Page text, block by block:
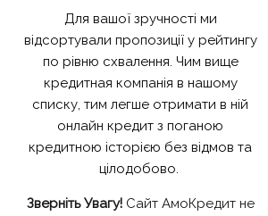
Для вашої зручності ми
відсортували пропозиції у рейтингу
по рівню схвалення. Чим вище
кредитная компанія в нашому
списку, тим легше отримати в ній
онлайн кредит з поганою
кредитною історією без відмов та
цілодобово.
Зверніть Увагу! Сайт АмоКредит не